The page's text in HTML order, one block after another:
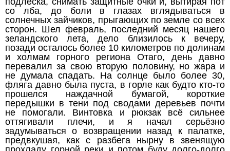
со лба, до боли в глазах вглядываться в
солнечных зайчиков, прыгающих по земле со всех
сторон. Шел февраль, последний месяц нашего
зеландского лета, дело близилось к вечеру,
позади осталось более 10 километров по долинам
и холмам горного региона Отаго, день давно
перевалил за свою вторую половину, но жара и
не думала спадать. На солнце было более 30,
фляга давно была пуста, в горле как будто кто-то
прошелся наждачной бумагой, короткие
передышки в тени под сводами деревьев почти
не помогали. Винтовка и рюкзак всё сильнее
оттягивали плечи, и я начал серьёзно
задумываться о возвращении назад к палатке,
предвкушая, как с разбега нырну в звенящую